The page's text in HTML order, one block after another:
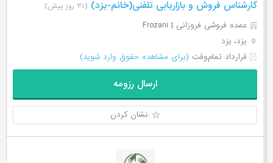
کارشناس فروش و بازاریابی تلفنی(خانم-یزد) (۳۱ روز پیش)
عمده فروشی فروزانی | Frozani
یزد، یزد
قرارداد تمام‌وقت (برای مشاهده حقوق وارد شوید)
ارسال رزومه
نشان کردن